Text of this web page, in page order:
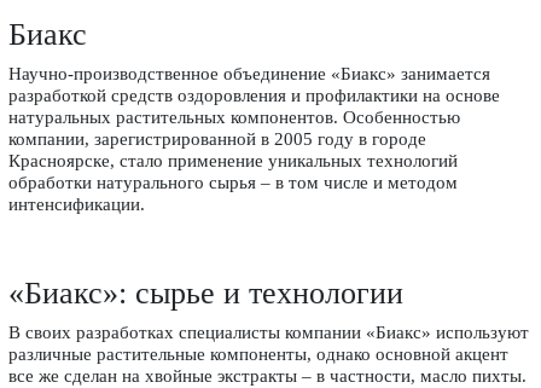
Биакс
Научно-производственное объединение «Биакс» занимается
разработкой средств оздоровления и профилактики на основе
натуральных растительных компонентов. Особенностью
компании, зарегистрированной в 2005 году в городе
Красноярске, стало применение уникальных технологий
обработки натурального сырья – в том числе и методом
интенсификации.
«Биакс»: сырье и технологии
В своих разработках специалисты компании «Биакс» используют
различные растительные компоненты, однако основной акцент
все же сделан на хвойные экстракты – в частности, масло пихты.